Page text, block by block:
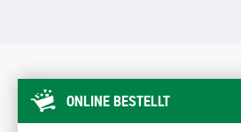
ONLINE BESTELLT